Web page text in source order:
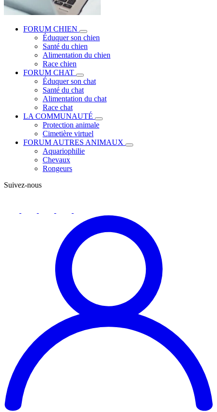
FORUM CHIEN
Éduquer son chien
Santé du chien
Alimentation du chien
Race chien
FORUM CHAT
Éduquer son chat
Santé du chat
Alimentation du chat
Race chat
LA COMMUNAUTÉ
Protection animale
Cimetière virtuel
FORUM AUTRES ANIMAUX
Aquariophilie
Chevaux
Rongeurs
Suivez-nous